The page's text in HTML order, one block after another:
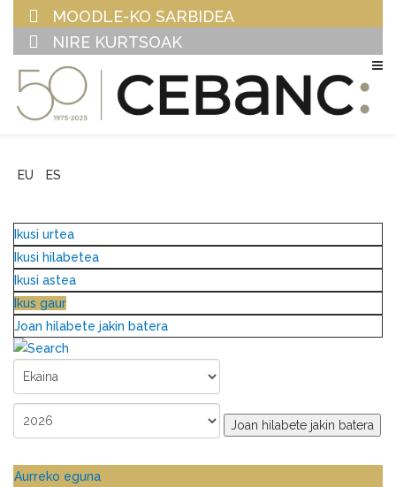
MOODLE-KO SARBIDEA
NIRE KURTSOAK
EU ES
Ikusi urtea
Ikusi hilabetea
Ikusi astea
Ikus gaur
Joan hilabete jakin batera
Joan hilabete jakin batera
Aurreko eguna